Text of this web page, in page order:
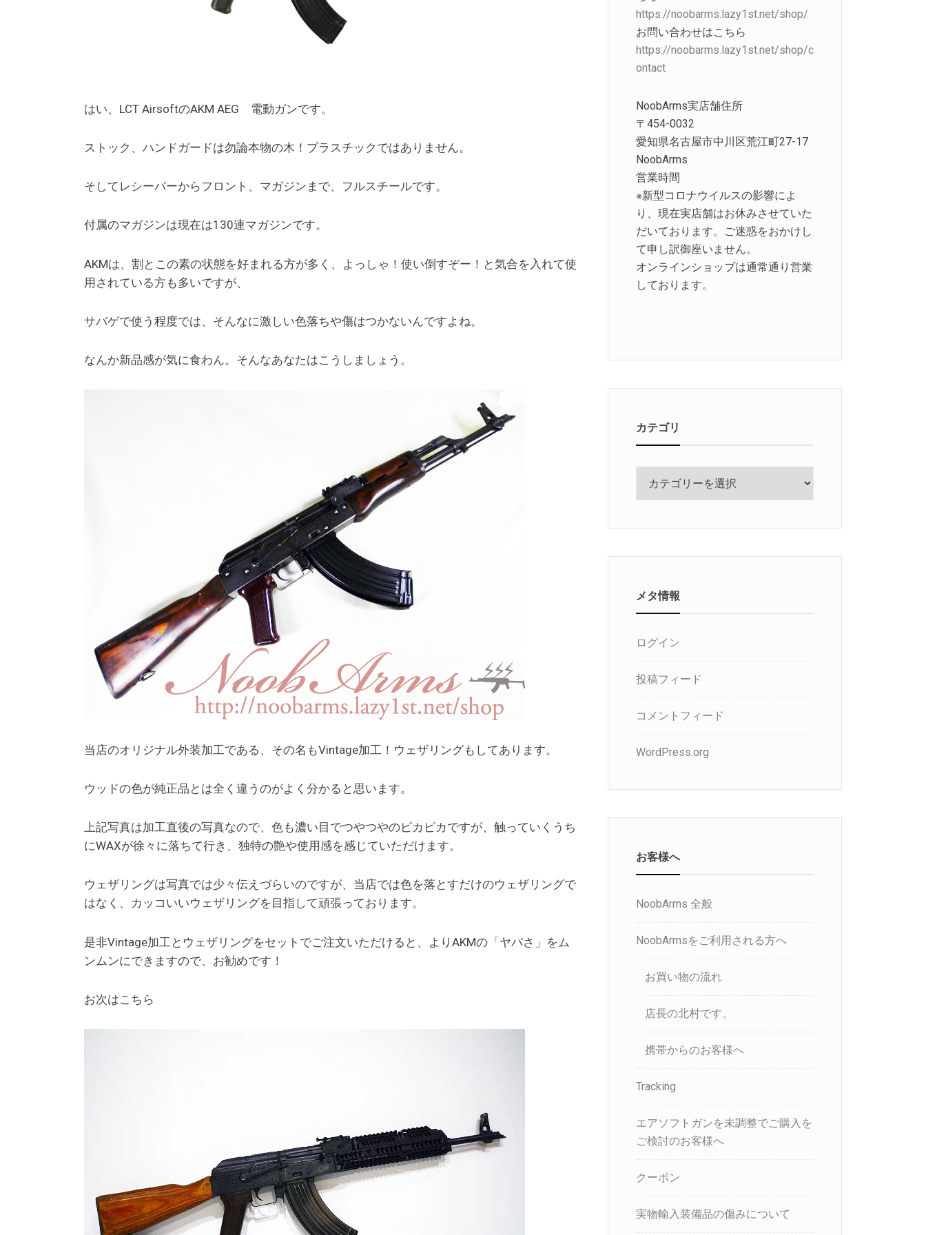
はい、LCT AirsoftのAKM AEG 電動ガンです。
ストック、ハンドガードは勿論本物の木！プラスチックではありません。
そしてレシーバーからフロント、マガジンまで、フルスチールです。
付属のマガジンは現在は130連マガジンです。
AKMは、割とこの素の状態を好まれる方が多く、よっしゃ！使い倒すぞー！と気合を入れて使
用されている方も多いですが、
サバゲで使う程度では、そんなに激しい色落ちや傷はつかないんですよね。
なんか新品感が気に食わん。そんなあなたはこうしましょう。
当店のオリジナル外装加工である、その名もVintage加工！ウェザリングもしてあります。
ウッドの色が純正品とは全く違うのがよく分かると思います。
上記写真は加工直後の写真なので、色も濃い目でつやつやのピカピカですが、触っていくうち
にWAXが徐々に落ちて行き、独特の艶や使用感を感じていただけます。
ウェザリングは写真では少々伝えづらいのですが、当店では色を落とすだけのウェザリングで
はなく、カッコいいウェザリングを目指して頑張っております。
是非Vintage加工とウェザリングをセットでご注文いただけると、よりAKMの「ヤバさ」をム
ンムンにできますので、お勧めです！
お次はこちら
https://noobarms.lazy1st.net/shop/
お問い合わせはこちら
https://noobarms.lazy1st.net/shop/c
ontact
NoobArms実店舗住所
〒454-0032
愛知県名古屋市中川区荒江町27-17
NoobArms
営業時間
※新型コロナウイルスの影響によ
り、現在実店舗はお休みさせていた
だいております。ご迷惑をおかけし
て申し訳御座いません。
オンラインショップは通常通り営業
しております。
カテゴリ
リ
メタ情報
ログイン
投稿フィード
コメントフィード
WordPress.org
お客様へ
NoobArms 全般
NoobArmsをご利用される方へ
お買い物の流れ
店長の北村です。
携帯からのお客様へ
Tracking
エアソフトガンを未調整でご購入を
ご検討のお客様へ
クーポン
実物輸入装備品の傷みについて